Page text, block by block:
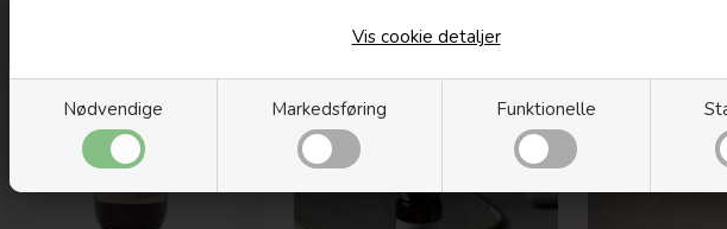
Nødvendige Markedsføring Funktionelle
Vis cookie detaljer
Nyhed